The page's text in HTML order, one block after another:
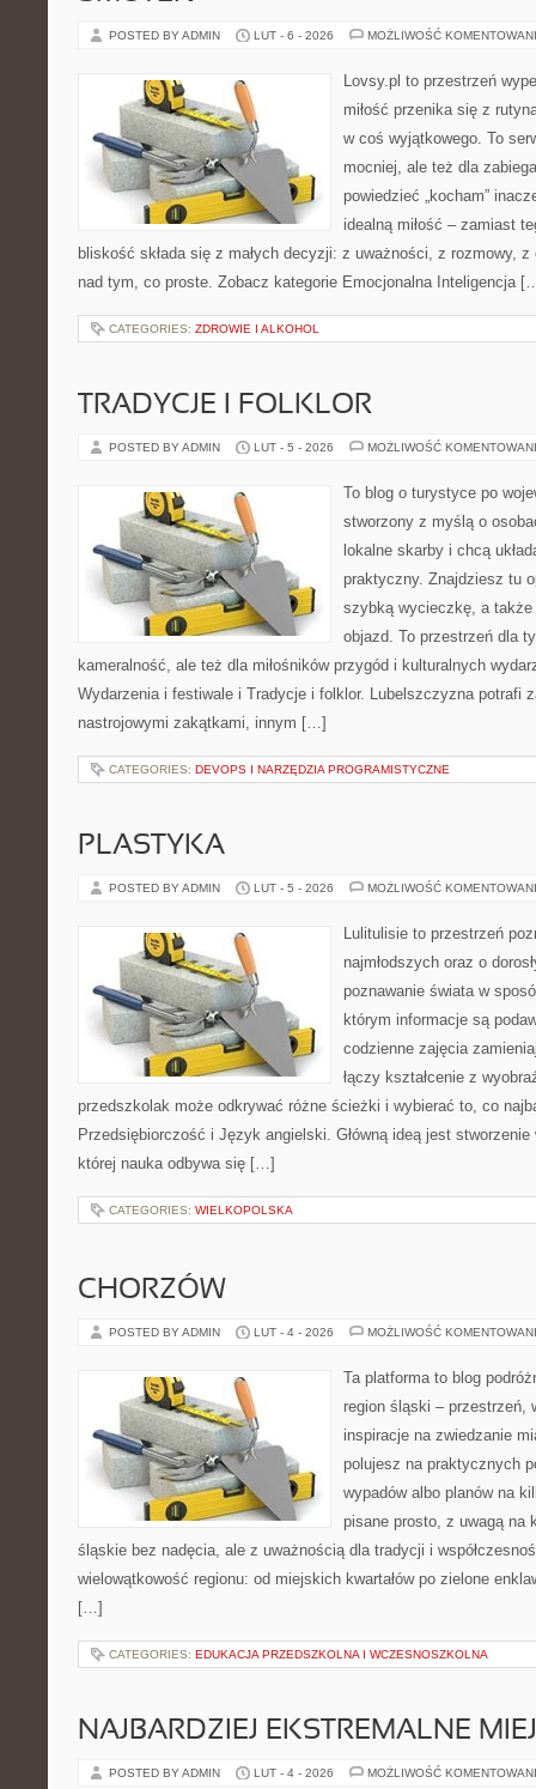
POSTED BY ADMIN LUT - 6 - 2026 MOŻLIWOŚĆ
Lovsy.pl to przestrzeń
miłość przenika się z
w coś wyjątkowego. To
mocniej, ale też dla
powiedzieć „kocham”
idealną miłość – zamiast
bliskość składa się z małych decyzji: z uważności, z rozmowy,
nad tym, co proste. Zobacz kategorie Emocjonalna Inteligencja
CATEGORIES: ZDROWIE I ALKOHOL
TRADYCJE I FOLKLOR
POSTED BY ADMIN LUT - 5 - 2026 MOŻLIWOŚĆ
To blog o turystyce po
stworzony z myślą o
lokalne skarby i chcą
praktyczny. Znajdziesz tu
szybką wycieczkę, a także
objazd. To przestrzeń dla
kameralność, ale też dla miłośników przygód i kulturalnych
Wydarzenia i festiwale i Tradycje i folklor. Lubelszczyzna potrafi
nastrojowymi zakątkami, innym […]
CATEGORIES: DEVOPS I NARZĘDZIA PROGRAMISTYCZNE
PLASTYKA
POSTED BY ADMIN LUT - 5 - 2026 MOŻLIWOŚĆ
Lulitulisie to przestrzeń
najmłodszych oraz o
poznawanie świata w
którym informacje są
codzienne zajęcia
łączy kształcenie z
przedszkolak może odkrywać różne ścieżki i wybierać to, co
Przedsiębiorczość i Język angielski. Główną ideą jest
której nauka odbywa się […]
CATEGORIES: WIELKOPOLSKA
CHORZÓW
POSTED BY ADMIN LUT - 4 - 2026 MOŻLIWOŚĆ
Ta platforma to blog
region śląski – przestrzeń,
inspiracje na zwiedzanie
polujesz na praktycznych
wypadów albo planów na
pisane prosto, z uwagą na
śląskie bez nadęcia, ale z uważnością dla tradycji i
wielowątkowość regionu: od miejskich kwartałów po zielone
[…]
CATEGORIES: EDUKACJA PRZEDSZKOLNA I WCZESNOSZKOLNA
NAJBARDZIEJ EKSTREMALNE
POSTED BY ADMIN LUT - 4 - 2026 MOŻLIWOŚĆ